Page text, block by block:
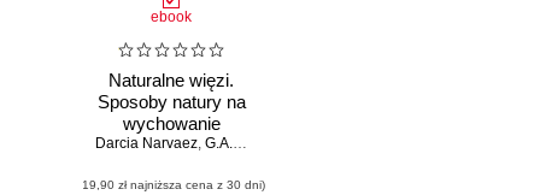
ebook
Naturalne więzi.
Sposoby natury na
wychowanie
potomstwa i
Darcia Narvaez, G.A. Bradshaw
(19,90 zł najniższa cena z 30 dni)